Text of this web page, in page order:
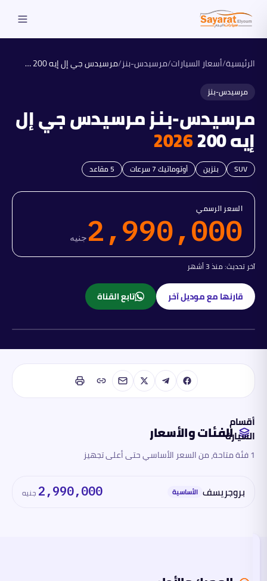
الرئيسية/أسعار السيارات/مرسيدس-بنز/مرسيدس جي إل إيه 200 2026
مرسيدس-بنز
مرسيدس-بنزمرسيدس جي إل
إيه 200 2026
SUV بنزين أوتوماتيك 7 سرعات 5مقاعد
السعر الرسمي
2,990,000جنيه
آخر تحديث:منذ 3 أشهر
قارنها مع موديل آخر تابع القناة
أقسام
السيارة
الفئات
الفئات والأسعار
1 فئة متاحة، من السعر الأساسي حتى أعلى تجهيز
بروجريسف الأساسية 2,990,000 جنيه